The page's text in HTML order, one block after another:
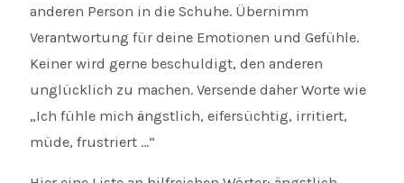
anderen Person in die Schuhe. Übernimm
Verantwortung für deine Emotionen und Gefühle.
Keiner wird gerne beschuldigt, den anderen
unglücklich zu machen. Versende daher Worte wie
„Ich fühle mich ängstlich, eifersüchtig, irritiert,
müde, frustriert …“